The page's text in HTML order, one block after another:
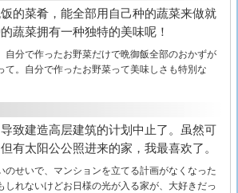
的菜肴，能全部用自己种的蔬菜来做就
蔬菜拥有一种独特的美味呢！
自分で作ったお野菜だけで晩御飯全部のおかずが
て。自分で作ったお野菜って美味しさも特別な
致建造高层建筑的计划中止了。虽然可
有太阳公公照进来的家，我最喜欢了。
のせいで、マンションを立てる計画がなくなった
しれないけどお日様の光が入る家が、大好きだっ